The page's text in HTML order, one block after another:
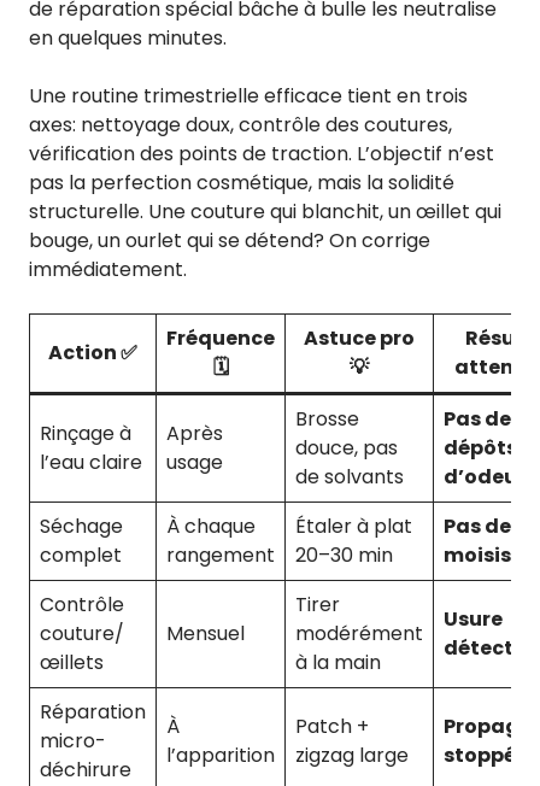
de réparation spécial bâche à bulle les neutralise
en quelques minutes.
Une routine trimestrielle efficace tient en trois
axes: nettoyage doux, contrôle des coutures,
vérification des points de traction. L’objectif n’est
pas la perfection cosmétique, mais la solidité
structurelle. Une couture qui blanchit, un œillet qui
bouge, un ourlet qui se détend? On corrige
immédiatement.
Action ✅
Fréquence
🗓️
Astuce pro
💡
Rinçage à
l’eau claire
Après
usage
Brosse
douce, pas
de solvants
Pas de
dépôts,
d’odeurs
Séchage
complet
À chaque
rangement
Étaler à plat
20–30 min
Pas de
Contrôle
couture/
œillets
Mensuel
Tirer
modérément
à la main
Usure
Réparation
micro-
déchirure
À
l’apparition
Patch +
zigzag large
stoppée